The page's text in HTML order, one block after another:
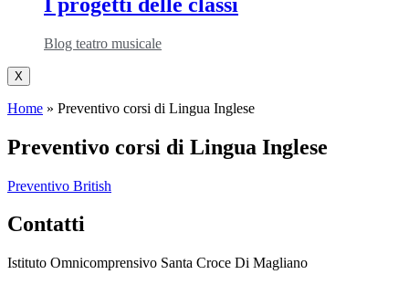
Blog teatro musicale
X
Home » Preventivo corsi di Lingua Inglese
Preventivo corsi di Lingua Inglese
Preventivo British
Contatti
Istituto Omnicomprensivo Santa Croce Di Magliano